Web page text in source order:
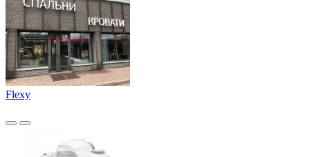
Flexy